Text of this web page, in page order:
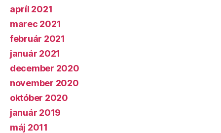
apríl 2021
marec 2021
február 2021
január 2021
december 2020
november 2020
október 2020
január 2019
máj 2011